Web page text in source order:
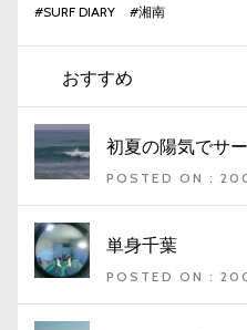
#SURF DIARY #湘南
おすすめ
初夏の陽気でサ
POSTED ON :
単身千葉
POSTED ON :